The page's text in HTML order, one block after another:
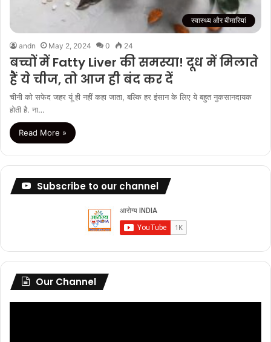
स्वास्थ्य और बीमारियां
andn May 2, 2024 0 24
बच्चों में Fatty Liver की समस्या! दूध में मिलाते
हैं ये चीज, तो आज ही बंद कर दें
चीनी को सफेद जहर यूं ही नहीं कहा जाता, बल्कि हर इंसान के लिए ये बहुत नुकसानदायक
होती है. ना…
Read More »
Subscribe to our channel
Our Channel